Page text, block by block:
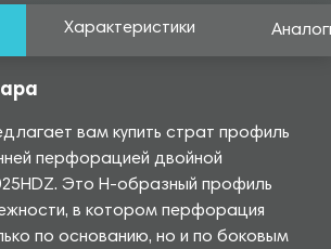
Характеристики
вам купить страт профиль
перфорацией двойной
Это Н-образный профиль
в котором перфорация
по основанию, но и по боковым